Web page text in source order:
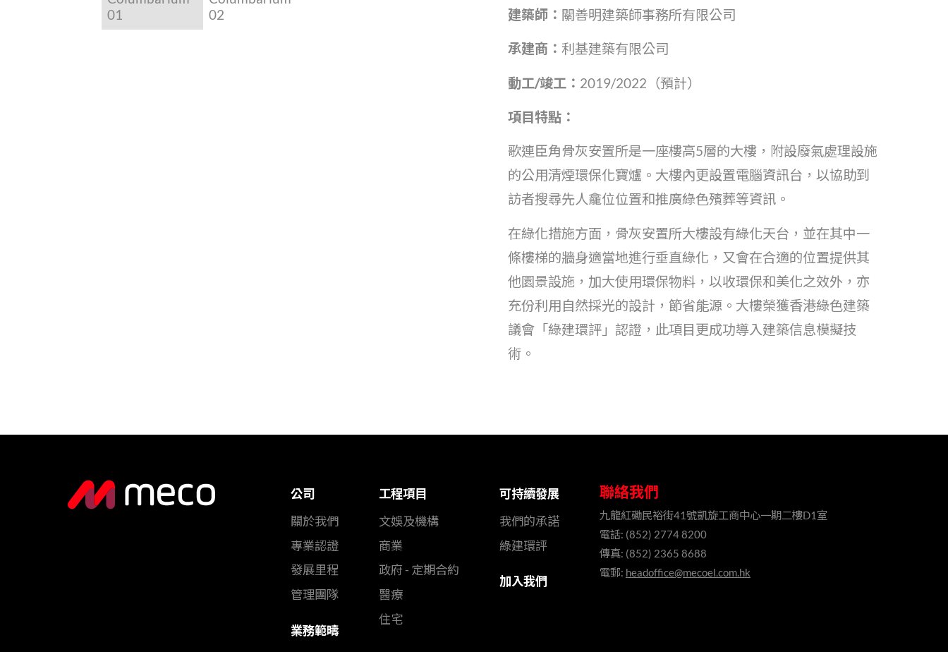
建築師： 關善明建築師事務所有限公司
承建商： 利基建築有限公司
動工/竣工： 2019/2022（預計）
項目特點：
歌連臣角骨灰安置所是一座樓高5層的大樓，附設廢氣處理設施
的公用清煙環保化寶爐。大樓內更設置電腦資訊台，以協助到
訪者搜尋先人龕位位置和推廣綠色殯葬等資訊。
在綠化措施方面，骨灰安置所大樓設有綠化天台，並在其中一
條樓梯的牆身適當地進行垂直綠化，又會在合適的位置提供其
他園景設施，加大使用環保物料，以收環保和美化之效外，亦
充份利用自然採光的設計，節省能源。大樓榮獲香港綠色建築
議會「綠建環評」認證，此項目更成功導入建築信息模擬技
術。
公司
關於我們
專業認證
發展里程
管理團隊
業務範疇
工程項目
文娛及機構
商業
政府 - 定期合約
醫療
住宅
可持續發展
我們的承諾
綠建環評
加入我們
聯絡我們
九龍紅磡民裕街41號凱旋工商中心一期二樓D1室
電話: (852) 2774 8200
傳真: (852) 2365 8688
電郵: headoffice@mecoel.com.hk